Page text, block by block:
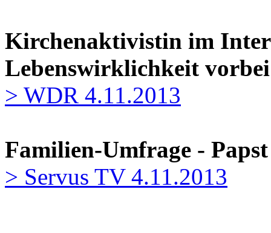
Kirchenaktivistin im
Lebenswirklichkeit
> WDR 4.11.2013
Familien-Umfrage -
> Servus TV 4.11.2013